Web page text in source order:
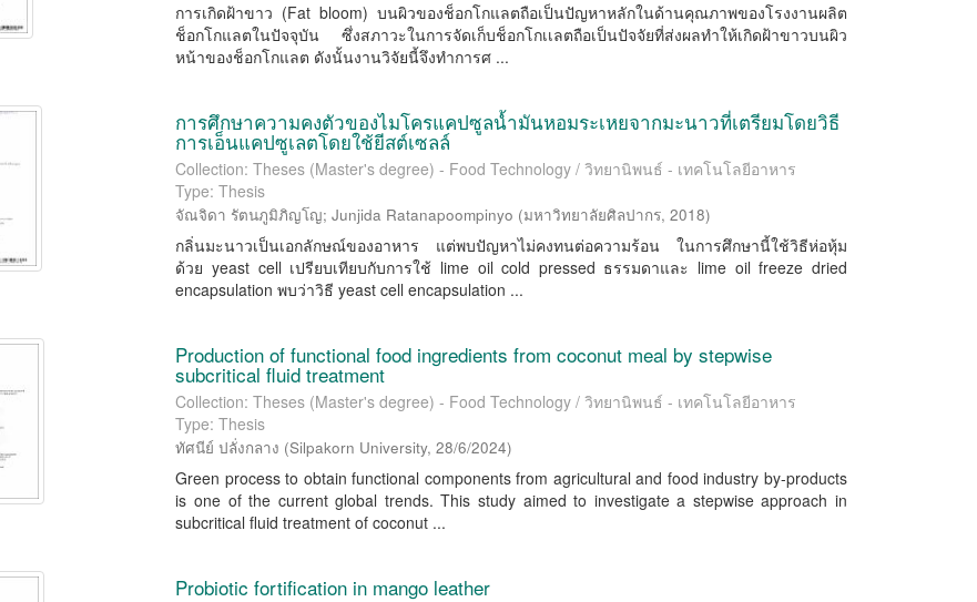
การเกิดฝ้าขาว (Fat bloom) บนผิวของช็อกโกแลตถือเป็นปัญหาหลักในด้านคุณภาพของโรงงานผลิต
ช็อกโกแลตในปัจจุบัน ซึ่งสภาวะในการจัดเก็บช็อกโกเเลตถือเป็นปัจจัยที่ส่งผลทำให้เกิดฝ้าขาวบนผิว
หน้าของช็อกโกแลต ดังนั้นงานวิจัยนี้จึงทำการศ ...
การศึกษาความคงตัวของไมโครแคปซูลน้ำมันหอมระเหยจากมะนาวที่เตรียมโดยวิธี
การเอ็นแคปซูเลตโดยใช้ยีสต์เซลล์
Collection: Theses (Master's degree) - Food Technology / วิทยานิพนธ์ - เทคโนโลยีอาหาร
Type: Thesis
จัณจิดา รัตนภูมิภิญโญ;Junjida Ratanapoompinyo (มหาวิทยาลัยศิลปากร,2018)
กลิ่นมะนาวเป็นเอกลักษณ์ของอาหาร แต่พบปัญหาไม่คงทนต่อความร้อน ในการศึกษานี้ใช้วิธีห่อหุ้ม
ด้วย yeast cell เปรียบเทียบกับการใช้ lime oil cold pressed ธรรมดาและ lime oil freeze dried
encapsulation พบว่าวิธี yeast cell encapsulation ...
Production of functional food ingredients from coconut meal by stepwise
subcritical fluid treatment
Collection: Theses (Master's degree) - Food Technology / วิทยานิพนธ์ - เทคโนโลยีอาหาร
Type: Thesis
ทัศนีย์ ปลั่งกลาง (Silpakorn University,28/6/2024)
Green process to obtain functional components from agricultural and food industry by-products
is one of the current global trends. This study aimed to investigate a stepwise approach in
subcritical fluid treatment of coconut ...
Probiotic fortification in mango leather